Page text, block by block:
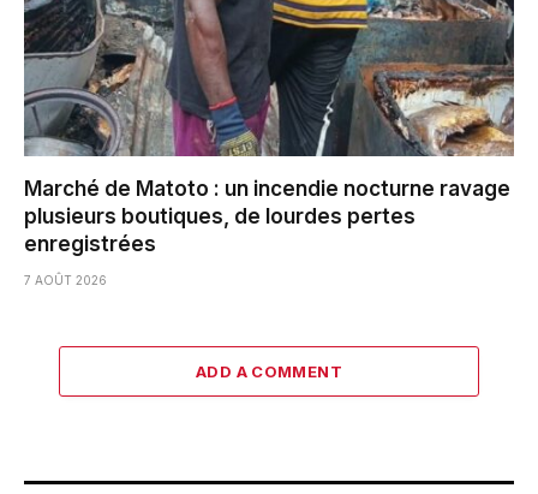
Marché de Matoto : un incendie nocturne ravage
plusieurs boutiques, de lourdes pertes
enregistrées
7 AOÛT 2026
ADD A COMMENT